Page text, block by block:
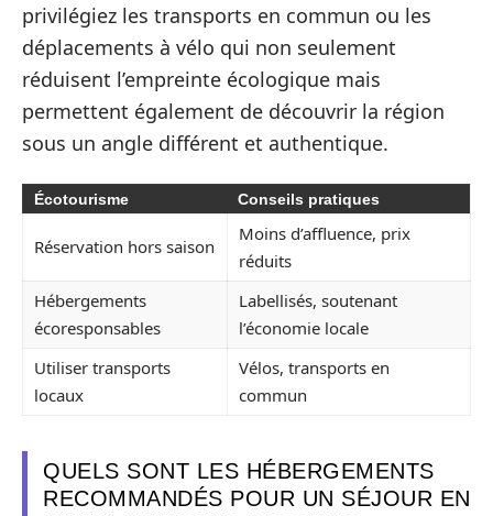
privilégiez les transports en commun ou les
déplacements à vélo qui non seulement
réduisent l’empreinte écologique mais
permettent également de découvrir la région
sous un angle différent et authentique.
Écotourisme Conseils pratiques
Réservation hors saison
Moins d’affluence, prix
réduits
Hébergements
écoresponsables
Labellisés, soutenant
l’économie locale
Utiliser transports
locaux
Vélos, transports en
commun
QUELS SONT LES HÉBERGEMENTS
RECOMMANDÉS POUR UN SÉJOUR EN